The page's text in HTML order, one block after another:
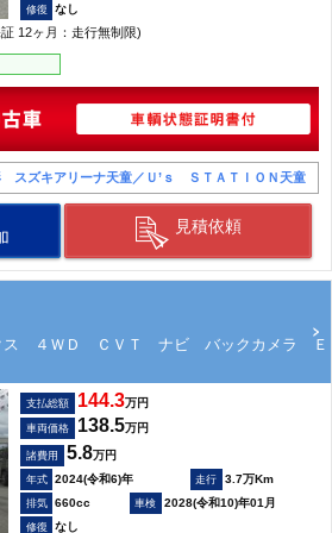
なし
12ヶ月：走行無制限)
スズキアリーナ天童／Ｕ’ｓ ＳＴＡＴＩＯＮ天童
見積依頼
クス ４ＷＤ ＣＶＴ ナビ バックカメラ Ｅ
支払総額 144.3万円
車両価格 138.5万円
諸費用 5.8万円
2024(令和6)年
3.7万Km
660cc
2028(令和10)年01月
なし